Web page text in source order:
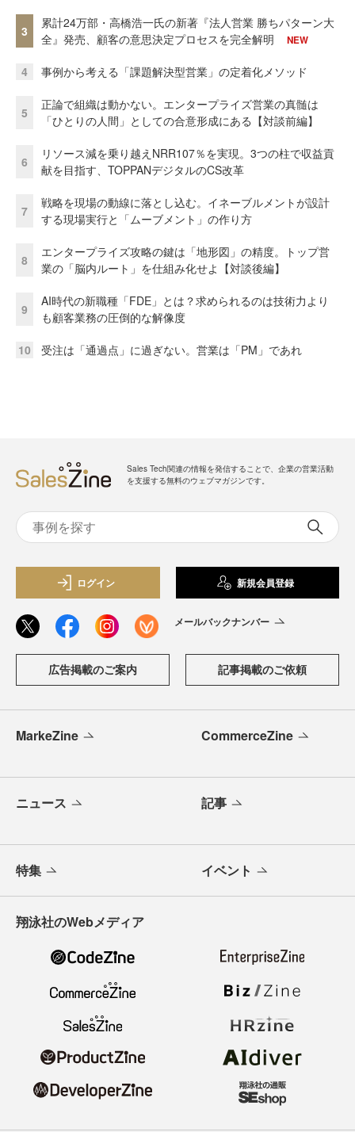
3
累計24万部・高橋浩一氏の新著『法人営業 勝ちパターン大
全』発売、顧客の意思決定プロセスを完全解明
NEW
4 事例から考える「課題解決型営業」の定着化メソッド
5
正論で組織は動かない。エンタープライズ営業の真髄は
「ひとりの人間」としての合意形成にある【対談前編】
6
リソース減を乗り越えNRR107％を実現。3つの柱で収益貢
献を目指す、TOPPANデジタルのCS改革
7
戦略を現場の動線に落とし込む。イネーブルメントが設計
する現場実行と「ムーブメント」の作り方
8
エンタープライズ攻略の鍵は「地形図」の精度。トップ営
業の「脳内ルート」を仕組み化せよ【対談後編】
9
AI時代の新職種「FDE」とは？求められるのは技術力より
も顧客業務の圧倒的な解像度
10 受注は「通過点」に過ぎない。営業は「PM」であれ
Sales Tech関連の情報を発信することで、企業の営業活動
を支援する無料のウェブマガジンです。
ログイン 新規会員登録
メールバックナンバー
広告掲載のご案内 記事掲載のご依頼
MarkeZine CommerceZine
ニュース 記事
特集 イベント
翔泳社のWebメディア